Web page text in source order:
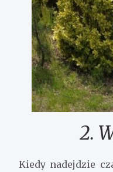
2.
Kiedy nadejdzie